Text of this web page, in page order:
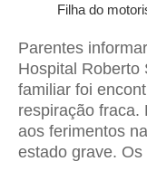
Filha do
Parentes
Hospital Roberto
familiar foi
respiração fraca.
aos ferimentos
estado grave.